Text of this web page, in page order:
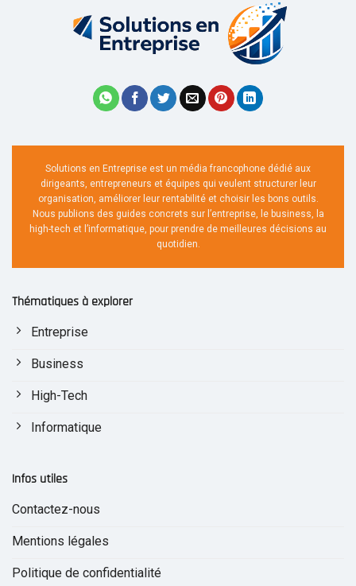
Solutions en Entreprise est un média francophone dédié aux
dirigeants, entrepreneurs et équipes qui veulent structurer leur
organisation, améliorer leur rentabilité et choisir les bons outils.
Nous publions des guides concrets sur l’entreprise, le business, la
high-tech et l’informatique, pour prendre de meilleures décisions au
quotidien.
Thématiques à explorer
Entreprise
Business
High-Tech
Informatique
Infos utiles
Contactez-nous
Mentions légales
Politique de confidentialité